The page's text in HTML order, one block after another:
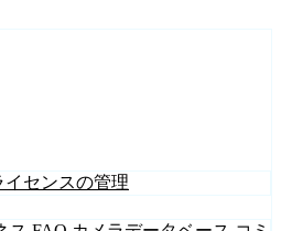
イセンスの管理